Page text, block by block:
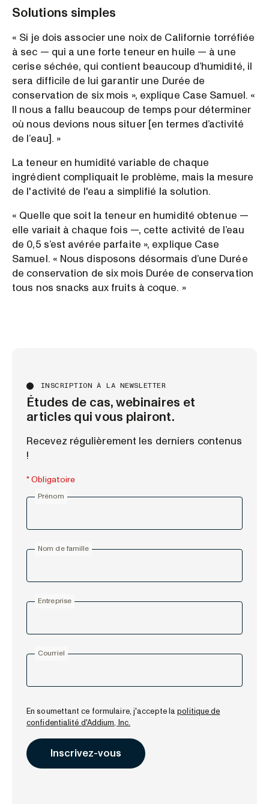
Solutions simples
« Si je dois associer une noix de Californie torréfiée
à sec — qui a une forte teneur en huile — à une
cerise séchée, qui contient beaucoup d’humidité, il
sera difficile de lui garantir une Durée de
conservation de six mois », explique Case Samuel. «
Il nous a fallu beaucoup de temps pour déterminer
où nous devions nous situer [en termes d’activité
de l’eau]. »
La teneur en humidité variable de chaque
ingrédient compliquait le problème, mais la mesure
de l'activité de l'eau a simplifié la solution.
« Quelle que soit la teneur en humidité obtenue —
elle variait à chaque fois —, cette activité de l’eau
de 0,5 s’est avérée parfaite », explique Case
Samuel. « Nous disposons désormais d’une Durée
de conservation de six mois Durée de conservation
tous nos snacks aux fruits à coque. »
INSCRIPTION À LA NEWSLETTER
Études de cas, webinaires et
articles qui vous plairont.
Recevez régulièrement les derniers contenus
!
* Obligatoire
Prénom
Nom de famille
Entreprise
Courriel
En soumettant ce formulaire, j'accepte lapolitique de
confidentialité d'Addium, Inc.